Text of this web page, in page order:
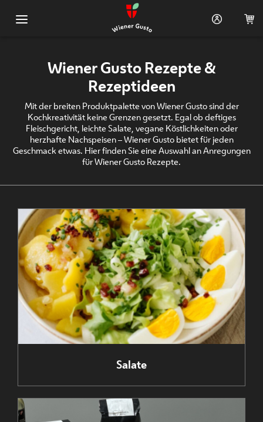
Wiener Gusto Rezepte &
Rezeptideen
Mit der breiten Produktpalette von Wiener Gusto sind der
Kochkreativität keine Grenzen gesetzt. Egal ob deftiges
Fleischgericht, leichte Salate, vegane Köstlichkeiten oder
herzhafte Nachspeisen – Wiener Gusto bietet für jeden
Geschmack etwas. Hier finden Sie eine Auswahl an Anregungen
für Wiener Gusto Rezepte.
Salate
Warenkorb (0)
Rezeptideen
Suppen und Salate
Brot, Gebäck und Kekse
vegane Speisen
Wild
Bio-Schwein
Kuchen und
Nachspeisen